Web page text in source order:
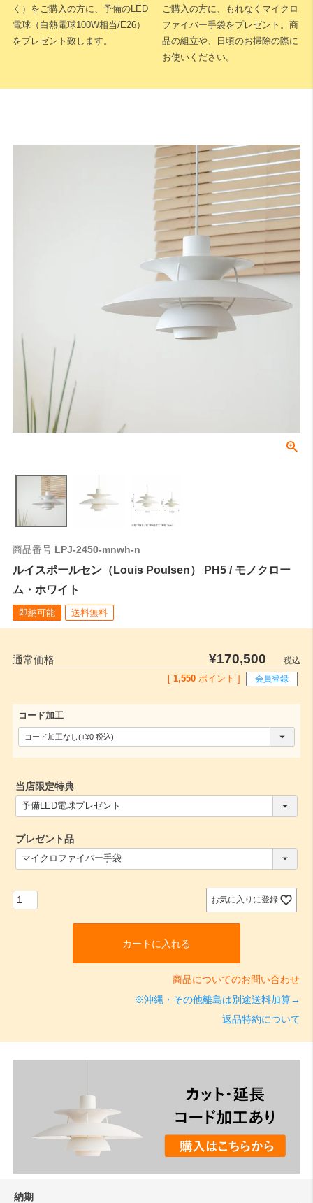
く）をご購入の方に、予備のLED
電球（白熱電球100W相当/E26）
をプレゼント致します。
ご購入の方に、もれなくマイクロ
ファイバー手袋をプレゼント。商
品の組立や、日頃のお掃除の際に
お使いください。
商品番号 LPJ-2450-mnwh-n
ルイスポールセン（Louis Poulsen） PH5 / モノクロー
ム・ホワイト
即納可能 送料無料
通常価格 ¥170,500
税込
[ 1,550 ポイント ] 会員登録
コード加工
(
必
)
当店限定特典
(
必
)
プレゼント品
必
お気に入りに登録
カートに入れる
商品についてのお問い合わせ
※沖縄・その他離島は別途送料加算→
返品特約について
納期